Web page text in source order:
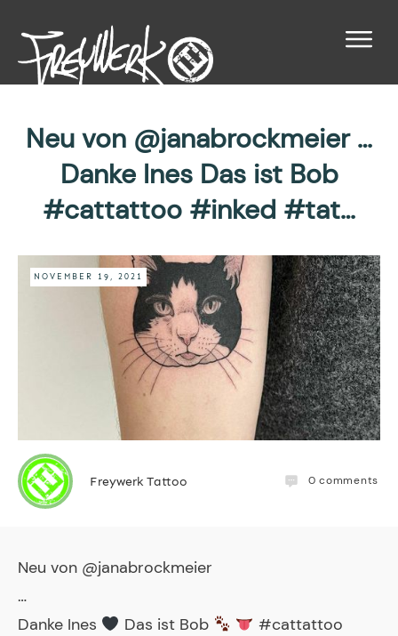
Neu von @janabrockmeier …
Danke Ines Das ist Bob
#cattattoo #inked #tat…
NOVEMBER 19, 2021
Freywerk Tattoo 0 comments
Neu von @janabrockmeier
…
Danke Ines
Das ist Bob
#cattattoo